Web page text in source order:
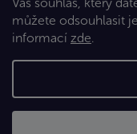
můžete odsouhlasit
informací zde.
Copyright 2026